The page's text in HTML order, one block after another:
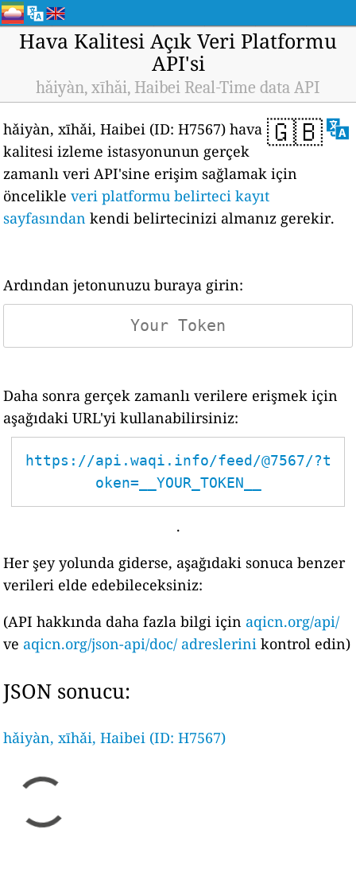
Hava Kalitesi Açık Veri Platformu
API'si
hǎiyàn, xīhǎi, Haibei Real-Time data API
🇬🇧
hǎiyàn, xīhǎi, Haibei (ID: H7567) hava
kalitesi izleme istasyonunun gerçek
zamanlı veri API'sine erişim sağlamak için
öncelikleveri platformu belirteci kayıt
sayfasından kendi belirtecinizi almanız gerekir.
Ardından jetonunuzu buraya girin:
Daha sonra gerçek zamanlı verilere erişmek için
aşağıdaki URL'yi kullanabilirsiniz:
https://api.waqi.info/feed/@7567/?t
oken=__YOUR_TOKEN__
.
Her şey yolunda giderse, aşağıdaki sonuca benzer
verileri elde edebileceksiniz:
(API hakkında daha fazla bilgi için aqicn.org/api/
ve aqicn.org/json-api/doc/ adreslerini kontrol edin)
JSON sonucu:
hǎiyàn, xīhǎi, Haibei (ID: H7567)